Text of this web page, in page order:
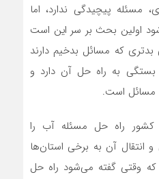
مسئله پیچیدگی ندارد، اما
اولین بحث بر سر این است
که مسائل بدخیم دارند
به راه حل آن دارد و
مسائل است.
کشور راه حل مسئله آب را
آن به برخی استان‌ها
که وقتی گفته می‌شود راه حل